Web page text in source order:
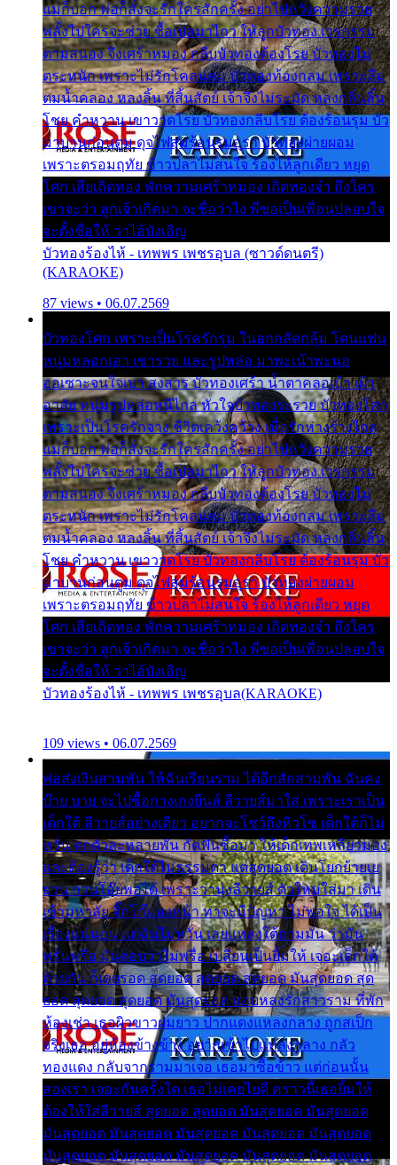
แม่ก็บอก พ่อก็สั่งจะรักใครสักครั้ง อย่าไปหวังความรวย
พลั้งไปใครจะช่วย ซื้อเปลมาไกว ให้ลูกบัวทอง เวรกรรม
ตามสนอง จึงเศร้าหมอง กลีบบัวทองต้องโรย บัวทองไม่
ตระหนัก เพราะไม่รักโคลนตม บัวทองท้องกลม เพราะลืม
ตมน้ำคลอง หลงลิ้น ที่สิ้นสัตย์ เจ้าจึงไม่ระมัด หลงกลิ่นลิ้น
โชย คำหวาน เขาวาดโรย บัวทองกลีบโรย ต้องร้อนรุม บัว
มาบานก่อนตูม ดุจไฟสุมร้อนรุมอุรา บัวทองผ่ายผอม
เพราะตรอมฤทัย ข้าวปลาไม่สนใจ ร้องไห้ลูกเดียว หยุด
โศก เสียเถิดทอง พักความเศร้าหมอง เถิดทองจ๋า ถึงใคร
เขาจะว่า ลูกเจ้าเกิดมา จะชื่อว่าไง พี่ขอเป็นเพื่อนปลอบใจ
จะตั้งชื่อให้ ว่าไอ้บังเอิญ
บัวทองร้องไห้ - เทพพร เพชรอุบล (ซาวด์ดนตรี)
(KARAOKE)
87 views • 06.07.2569
บัวทองโศก เพราะเป็นโรครักรุม ในอกกลัดกลุ้ม โดนแฟน
หนุ่มหลอกเอา เขารวย และรูปหล่อ มาพะเน้าพะนอ
ออเซาะจนใจเบา สงสาร บัวทองเศร้า น้ำตาคลอเบ้า เฝ้า
อาลัย หนุ่มรูปหล่อหนีไกล หัวใจบัวทองระรวย บัวทองโศก
เพราะเป็นโรครักจาง ชีวิตเคว้งคว้าง เมื่อรักห่างร้างไกล
แม่ก็บอก พ่อก็สั่งจะรักใครสักครั้ง อย่าไปหวังความรวย
พลั้งไปใครจะช่วย ซื้อเปลมาไกว ให้ลูกบัวทอง เวรกรรม
ตามสนอง จึงเศร้าหมอง กลีบบัวทองต้องโรย บัวทองไม่
ตระหนัก เพราะไม่รักโคลนตม บัวทองท้องกลม เพราะลืม
ตมน้ำคลอง หลงลิ้น ที่สิ้นสัตย์ เจ้าจึงไม่ระมัด หลงกลิ่นลิ้น
โชย คำหวาน เขาวาดโรย บัวทองกลีบโรย ต้องร้อนรุม บัว
มาบานก่อนตูม ดุจไฟสุมร้อนรุมอุรา บัวทองผ่ายผอม
เพราะตรอมฤทัย ข้าวปลาไม่สนใจ ร้องไห้ลูกเดียว หยุด
โศก เสียเถิดทอง พักความเศร้าหมอง เถิดทองจ๋า ถึงใคร
เขาจะว่า ลูกเจ้าเกิดมา จะชื่อว่าไง พี่ขอเป็นเพื่อนปลอบใจ
จะตั้งชื่อให้ ว่าไอ้บังเอิญ
บัวทองร้องไห้ - เทพพร เพชรอุบล(KARAOKE)
109 views • 06.07.2569
พ่อส่งเงินสามพัน ให้ฉันเรียนราม ได้อีกสักสามพัน ฉันคง
บ๊าย บาย จะไปซื้อกางเกงยีนส์ ลีวายส์มาใส่ เพราะเราเป็น
เด็กใต้ ลีวายส์อย่างเดียว อยากจะโชว์ถึงหิวโซ เด็กใต้ก็ไม่
หวั่น ตกตัวละหลายพัน กัดฟันซื้อมา ให้เด็กเทพเหลียวมอง
และต้องรู้ว่า เด็กใต้ไม่ธรรมดา แต่สุดยอด เดินโยกย้ายเย
ยวน กวนโอ๊ยพอได้ เพราะว่านุ่งลีวายส์ ตัวใหม่ใส่มา เดิน
เข้ามหาลัย จิ๊กโก๊มองหน้า ท่าจะมีปัญหา ไม่พอใจ ได้เป็น
เรื่องแน่นอน แต่ฉันไม่หวั่น เลยแหลงใต้ถามมัน ว่ามัน
พรั่นพรือ มันตอบว่าไม่พรื่อ เปลี่ยนเป็นยิ้มให้ เจอะเด็กใต้
ด้วยกัน ก็เลยรอด สุดยอด สุดยอด สุดยอด มันสุดยอด สุด
ยอด สุดยอด สุดยอด มันสุดยอด แอบหลงรักสาวราม ที่พัก
ห้องเช่า เธอผิวขาวผมยาว ปากแดงแหลงกลาง ถูกสเป็ก
จริงเธอ อยู่ห้องข้างข้าง อยากเข้าไปแหลงกลาง กลัว
ทองแดง กลับจากรามมาเจอ เธอมาซื้อข้าว แต่ก่อนนั้น
สองเรา เจอะกันครั้งใด เธอไม่เคยไยดี คราวนี้เธอยิ้มให้
ต้องให้ใส่ลีวายส์ สุดยอด สุดยอด มันสุดยอด มันสุดยอด
มันสุดยอด มันสุดยอด มันสุดยอด มันสุดยอด มันสุดยอด
มันสุดยอด มันสุดยอด มันสุดยอด มันสุดยอด มันสุดยอด